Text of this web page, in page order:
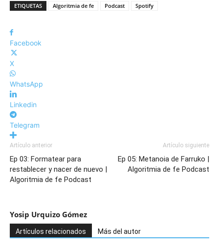
ETIQUETAS Algoritmia de fe Podcast Spotify
Facebook
X
WhatsApp
Linkedin
Telegram
Artículo anterior
Ep 03: Formatear para
restablecer y nacer de nuevo |
Algoritmia de fe Podcast
Artículo siguiente
Ep 05: Metanoia de Farruko |
Algoritmia de fe Podcast
Yosip Urquizo Gómez
Artículos relacionados Más del autor